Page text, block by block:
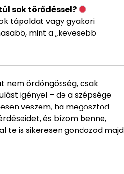
sok törődéssel?
tápoldat vagy gyakori
mint a „kevesebb
nem ördöngösség, csak
igényel – de a szépsége
veszem, ha megosztod
és bízom benne,
te is sikeresen gondozod majd